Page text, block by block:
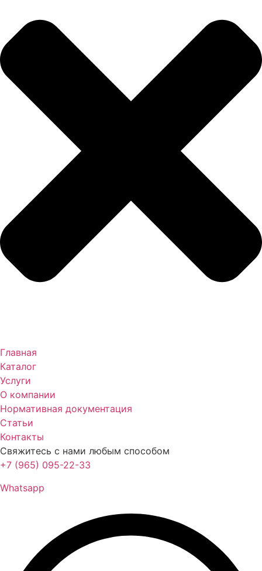
Главная
Каталог
Услуги
О компании
Нормативная документация
Статьи
Контакты
Свяжитесь с нами любым способом
+7 (965) 095-22-33
Whatsapp